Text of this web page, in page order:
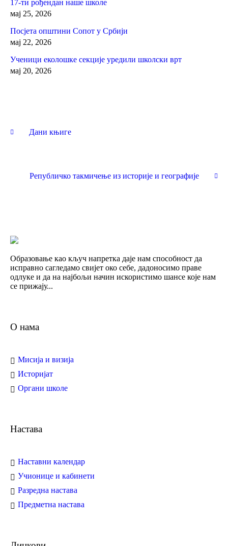
17-ти рођендан наше школе
мај 25, 2026
Посјета општини Сопот у Србији
мај 22, 2026
Ученици еколошке секције уредили школски врт
мај 20, 2026
Дани књиге
Републичко такмичење из историје и географије
Образовање као кључ напретка даје нам способност да
исправно сагледамо свијет око себе, дадоносимо праве
одлуке и да на најбољи начин искористимо шансе које нам
се прижају...
О нама
Мисија и визија
Историјат
Органи школе
Настава
Наставни календар
Учионице и кабинети
Разредна настава
Предметна настава